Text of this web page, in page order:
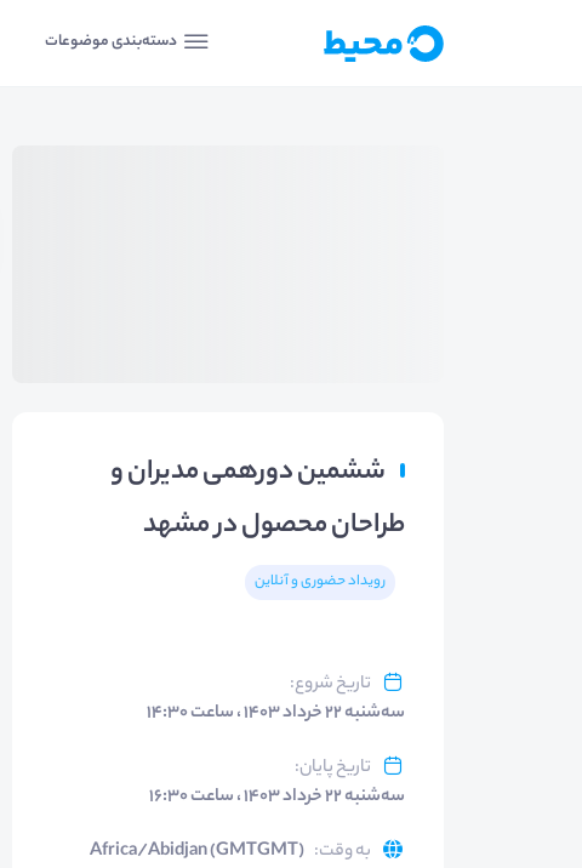
دسته‌بندی موضوعات
ششمین دورهمی مدیران و
طراحان محصول در مشهد
رویداد حضوری و آنلاین
تاریخ شروع:
سه‌شنبه ۲۲ خرداد ۱۴۰۳ ، ساعت ۱۴:۳۰
تاریخ پایان:
سه‌شنبه ۲۲ خرداد ۱۴۰۳ ، ساعت ۱۶:۳۰
به وقت:
Africa/Abidjan (GMTGMT)